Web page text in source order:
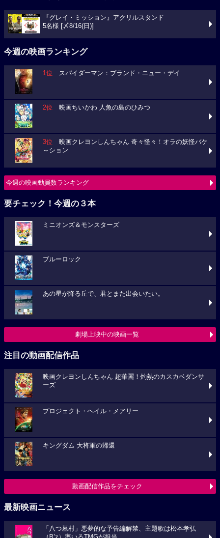
『グレイ・ミッション』アクリルスタンド
5名様 [〆8/16(日)]
今週の映画ランキング
1位 スパイダーマン：ブランド・ニュー・デイ
2位 映画ちいかわ 人魚の島のひみつ
3位 映画クレヨンしんちゃん 奇々怪々！オラの妖怪バケ
～ション
今週の映画動員数ランキング
要チェック！今週の３本
ミニオンズ＆モンスターズ
ブルーロック
あの星が降る丘で、君とまた出会いたい。
劇場上映中の映画一覧
注目の動画配信作品
映画クレヨンしんちゃん 超華麗！灼熱のカスカベダンサ
ーズ
プロジェクト・ヘイル・メアリー
キングダム 大将軍の帰還
動画配信作品をチェック
最新映画ニュース
「八つ墓村」悪夢的な予告編解禁、主題歌は松本孝弘